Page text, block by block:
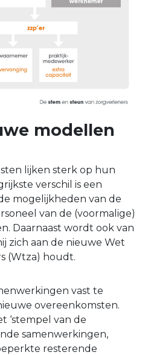
modellen
lijken sterk op hun
verschil is een
mogelijkheden van de
van de (voormalige)
Daarnaast wordt ook van
zich aan de nieuwe Wet
(Wtza) houdt.
vast te
overeenkomsten.
‘stempel van de
samenwerkingen,
resterende